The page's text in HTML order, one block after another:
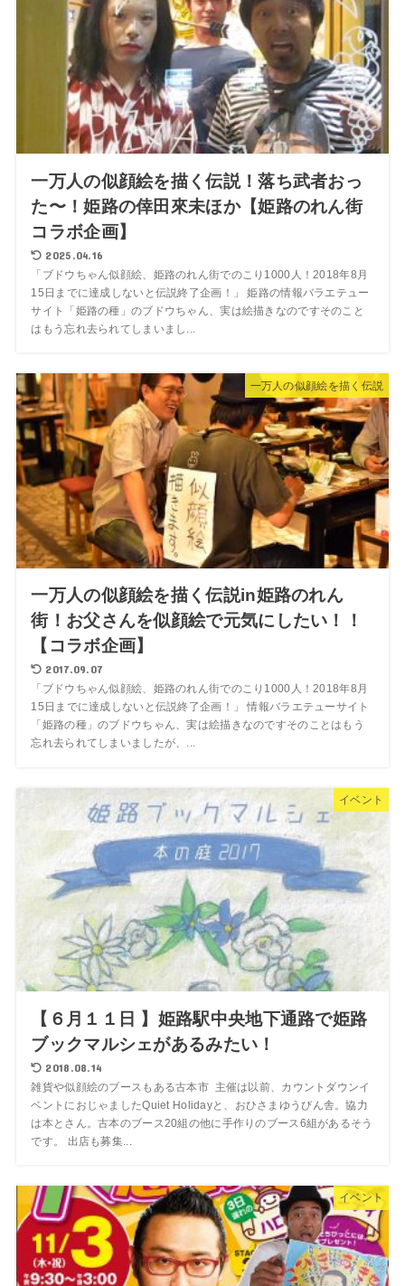
一万人の似顔絵を描く伝説！落ち武者おっ
た〜！姫路の倖田來未ほか【姫路のれん街
コラボ企画】
2025.04.16
「ブドウちゃん似顔絵、姫路のれん街でのこり1000人！2018年8月
15日までに達成しないと伝説終了企画！」 姫路の情報バラエテュー
サイト「姫路の種」のブドウちゃん、実は絵描きなのですそのこと
はもう忘れ去られてしまいまし...
一万人の似顔絵を描く伝説
一万人の似顔絵を描く伝説in姫路のれん
街！お父さんを似顔絵で元気にしたい！！
【コラボ企画】
2017.09.07
「ブドウちゃん似顔絵、姫路のれん街でのこり1000人！2018年8月
15日までに達成しないと伝説終了企画！」 情報バラエテューサイト
「姫路の種」のブドウちゃん、実は絵描きなのですそのことはもう
忘れ去られてしまいましたが、...
イベント
【６月１１日 】姫路駅中央地下通路で姫路
ブックマルシェがあるみたい！
2018.08.14
雑貨や似顔絵のブースもある古本市 主催は以前、カウントダウンイ
ベントにおじゃましたQuiet Holidayと、おひさまゆうびん舎。協力
は本とさん。古本のブース20組の他に手作りのブース6組があるそう
です。 出店も募集...
イベント